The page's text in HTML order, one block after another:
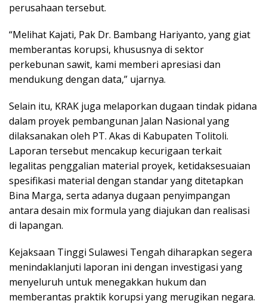
perusahaan tersebut.
“Melihat Kajati, Pak Dr. Bambang Hariyanto, yang giat
memberantas korupsi, khususnya di sektor
perkebunan sawit, kami memberi apresiasi dan
mendukung dengan data,” ujarnya.
Selain itu, KRAK juga melaporkan dugaan tindak pidana
dalam proyek pembangunan Jalan Nasional yang
dilaksanakan oleh PT. Akas di Kabupaten Tolitoli.
Laporan tersebut mencakup kecurigaan terkait
legalitas penggalian material proyek, ketidaksesuaian
spesifikasi material dengan standar yang ditetapkan
Bina Marga, serta adanya dugaan penyimpangan
antara desain mix formula yang diajukan dan realisasi
di lapangan.
Kejaksaan Tinggi Sulawesi Tengah diharapkan segera
menindaklanjuti laporan ini dengan investigasi yang
menyeluruh untuk menegakkan hukum dan
memberantas praktik korupsi yang merugikan negara.